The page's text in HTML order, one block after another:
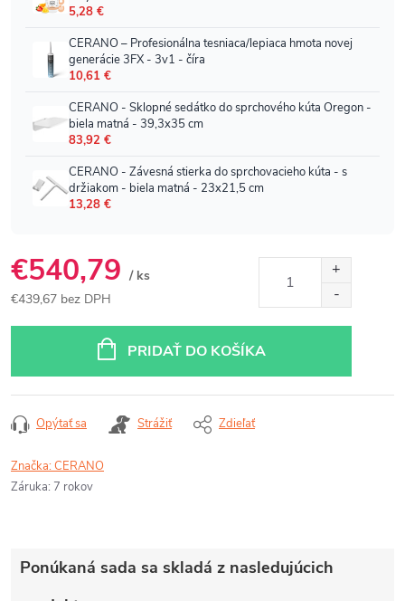
€540,79 / ks
€439,67 bez DPH
PRIDAŤ DO KOŠÍKA
Opýtať sa Strážiť Zdieľať
Značka:CERANO
Záruka: 7 rokov
Ponúkaná sada sa skladá z nasledujúcich